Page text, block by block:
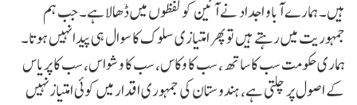
ہیں۔ ہمارے آباو اجداد نے آئین کو لفظوں میں ڈھالا ہے۔ جب ہم
جمہوریت میں رہتے ہیں تو پھر امتیازی سلوک کا سوال ہی پیدا نہیں ہوتا۔
ہماری حکومت سب کا ساتھ، سب کا وکاس، سب کا وشواس، سب کا پریاس
کے اصول پر چلتی ہے، ہندوستان کی جمہوری اقدار میں کوئی امتیاز نہیں